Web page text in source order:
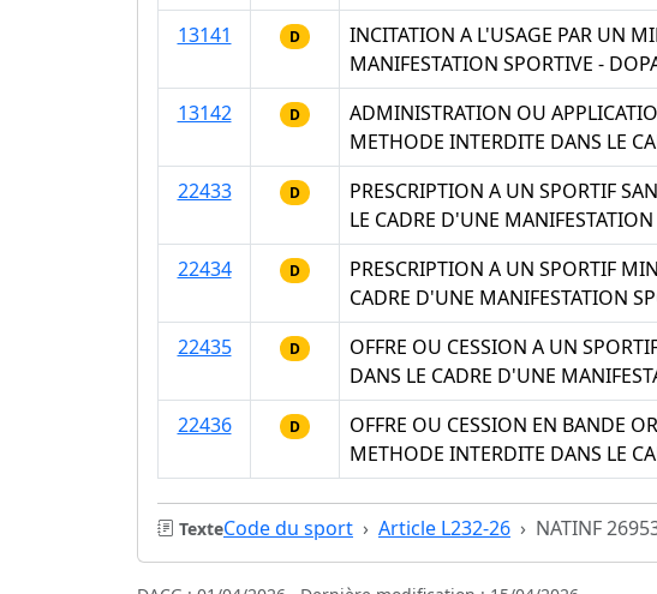
13141
D
INCITATION A L'USAGE PAR UN
MANIFESTATION SPORTIVE -
13142
D
ADMINISTRATION OU
METHODE INTERDITE DANS LE
22433
D
PRESCRIPTION A UN SPORTIF
LE CADRE D'UNE
22434
D
PRESCRIPTION A UN SPORTIF
CADRE D'UNE MANIFESTATION
22435
D
OFFRE OU CESSION A UN
DANS LE CADRE D'UNE
22436
D
OFFRE OU CESSION EN BANDE
METHODE INTERDITE DANS LE
TexteCode du sport Article L232-26 NATINF